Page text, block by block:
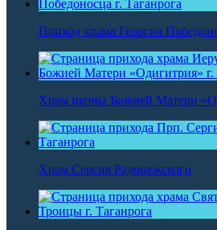
Приход храма Георгия
Храм иконы Божией Матери
Храм Сергия Радонежского